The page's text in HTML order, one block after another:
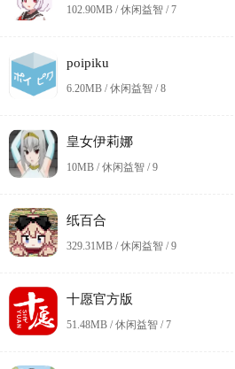
102.90MB / 休闲益智 /7
poipiku
6.20MB / 休闲益智 /8
皇女伊莉娜
10MB / 休闲益智 /9
纸百合
329.31MB / 休闲益智 /9
十愿官方版
51.48MB / 休闲益智 /7